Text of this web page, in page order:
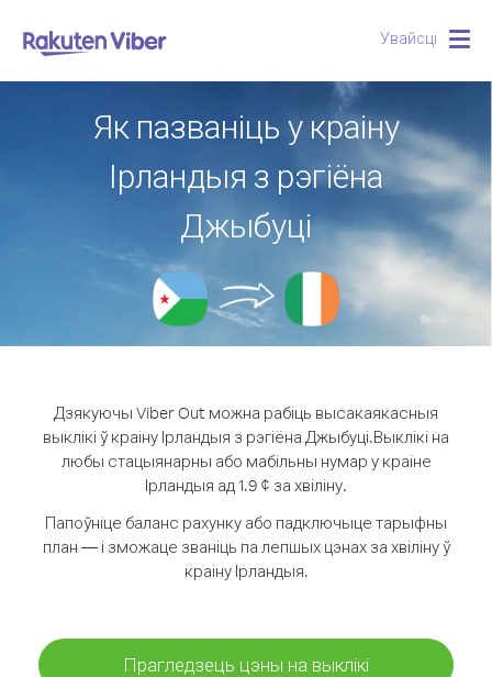
Увайсці
Як пазваніць у краіну
Ірландыя з рэгіёна
Джыбуці
Дзякуючы Viber Out можна рабіць высакаякасныя
выклікі ў краіну Ірландыя з рэгіёна Джыбуці.Выклікі на
любы стацыянарны або мабільны нумар у краіне
Ірландыя ад 1.9 ¢ за хвіліну.
Папоўніце баланс рахунку або падключыце тарыфны
план — і зможаце званіць па лепшых цэнах за хвіліну ў
краіну Ірландыя.
Прагледзець цэны на выклікі